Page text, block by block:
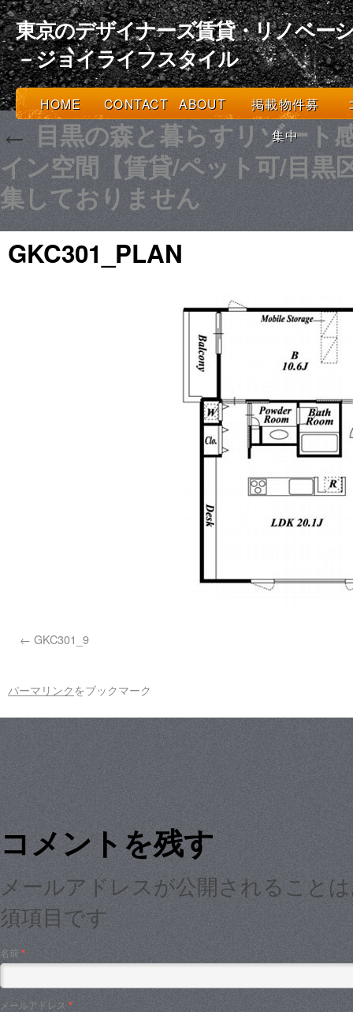
東京のデザイナーズ賃貸・リノベー
－ジョイライフスタイル
HOME CONTACT ABOUT
掲載物件募
集中
←目黒の森と暮らすリゾート
イン空間【賃貸/ペット可/目黒
集しておりません
GKC301_PLAN
GKC301_9
パーマリンクをブックマーク
コメントを残す
メールアドレスが公開されること
須項目です
名前 *
メールアドレス *